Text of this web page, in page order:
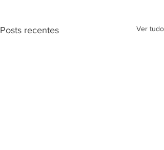
Posts recentes Ver tudo